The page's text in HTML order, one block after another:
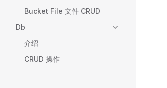
Bucket File 文件 CRUD
Db
介绍
CRUD 操作